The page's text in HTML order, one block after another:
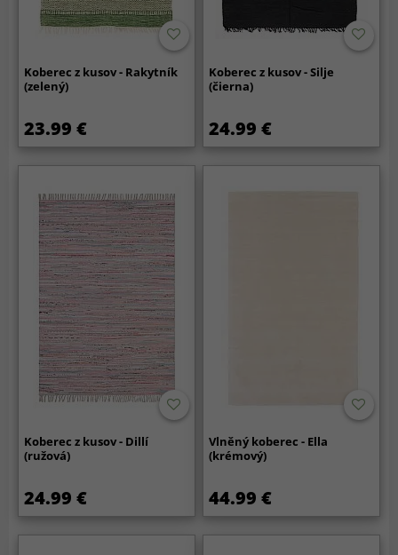
Koberec z kusov - Rakytník
(zelený)
23.99 €
Koberec z kusov - Silje
(čierna)
24.99 €
Koberec z kusov - Dillí
(ružová)
24.99 €
Vlněný koberec - Ella
(krémový)
44.99 €